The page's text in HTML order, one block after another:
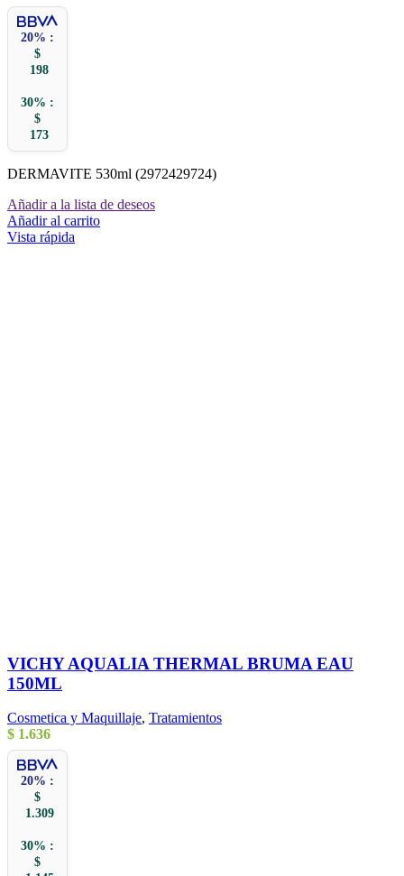
20% :
$
198
30% :
$
173
DERMAVITE 530ml (2972429724)
Añadir a la lista de deseos
Añadir al carrito
Vista rápida
VICHY AQUALIA THERMAL BRUMA EAU
150ML
Cosmetica y Maquillaje, Tratamientos
$ 1.636
20% :
$
1.309
30% :
$